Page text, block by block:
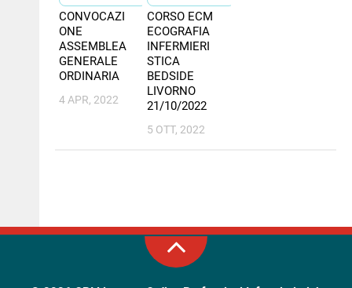
FORMAZIONE
CONCORSI
CONVOCAZI
ONE
ASSEMBLEA
GENERALE
ORDINARIA
4 APR, 2022
CORSO ECM
ECOGRAFIA
INFERMIERI
STICA
BEDSIDE
LIVORNO
21/10/2022
5 OTT, 2022